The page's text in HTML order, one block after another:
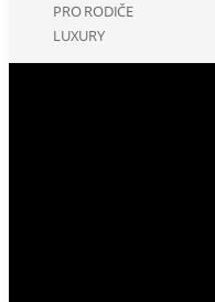
PRO RODIČE
LUXURY